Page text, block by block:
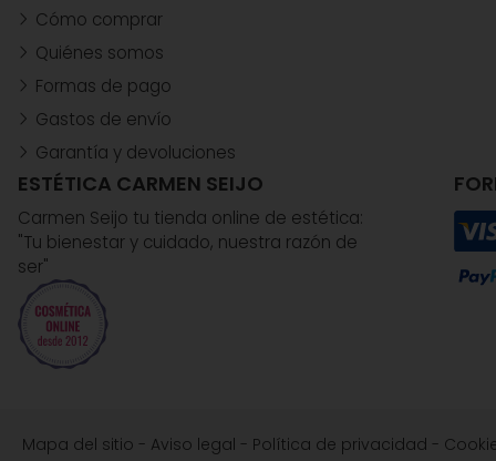
ESTÉTICA CARMEN SEIJO
Carmen Seijo tu tienda online de estética:
"Tu bienestar y cuidado, nuestra razón de
ser"
Cómo comprar
Quiénes somos
Formas de pago
Gastos de envío
Garantía y devoluciones
Mapa del sitio - Aviso legal - Política de privacidad -